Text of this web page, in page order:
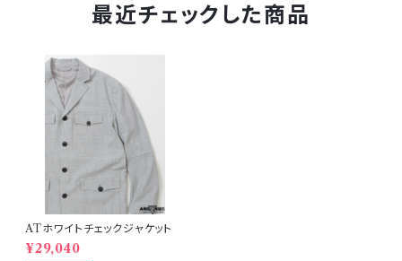
最近チェックした商品
ATホワイトチェックジャケット
¥29,040